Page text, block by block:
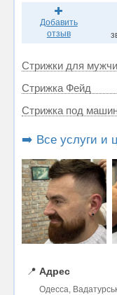
Добавить
отзыв
Стрижки для
Стрижка Фейд
Стрижка под
➡️ Все услуги и
📍 Адрес
Одесса,